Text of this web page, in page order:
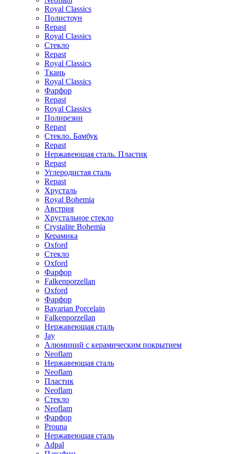
Royal Classics
Полистоун
Repast
Royal Classics
Стекло
Repast
Royal Classics
Ткань
Royal Classics
Фарфор
Repast
Royal Classics
Полирезин
Repast
Стекло. Бамбук
Repast
Нержавеющая сталь. Пластик
Repast
Углеродистая сталь
Repast
Хрусталь
Royal Bohemia
Австрия
Хрустальное стекло
Crystalite Bohemia
Керамика
Oxford
Стекло
Oxford
Фарфор
Falkenporzellan
Oxford
Фарфор
Bavarian Porcelain
Falkenporzellan
Нержавеющая сталь
Jay
Алюминий с керамическим покрытием
Neoflam
Нержавеющая сталь
Neoflam
Пластик
Neoflam
Стекло
Neoflam
Фарфор
Prouna
Нержавеющая сталь
Adpal